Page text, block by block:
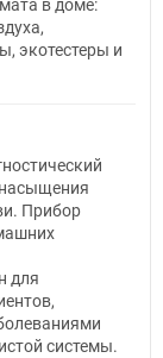
в доме:
экотестеры и
Прибор
для
системы.